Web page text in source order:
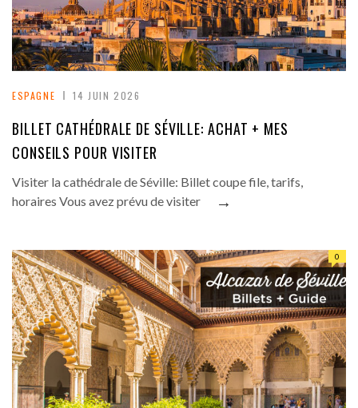
ESPAGNE 14 JUIN 2026
BILLET CATHÉDRALE DE SÉVILLE: ACHAT + MES
CONSEILS POUR VISITER
Visiter la cathédrale de Séville: Billet coupe file, tarifs,
horaires Vous avez prévu de visiter
→
0